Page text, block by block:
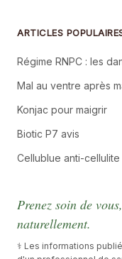
ARTICLES
Régime RNPC : les
Mal au ventre après
Konjac pour maigrir
Biotic P7 avis
Cellublue anti-cellulite
Prenez soin de vous,
naturellement.
⚕️ Les informations